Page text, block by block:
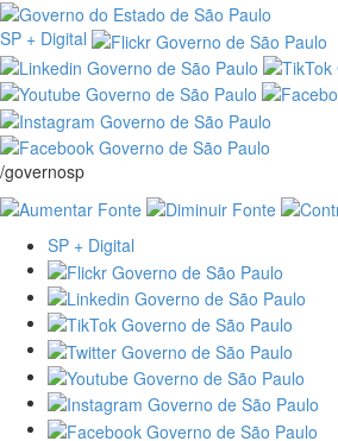
SP + Digital
/governosp
SP + Digital